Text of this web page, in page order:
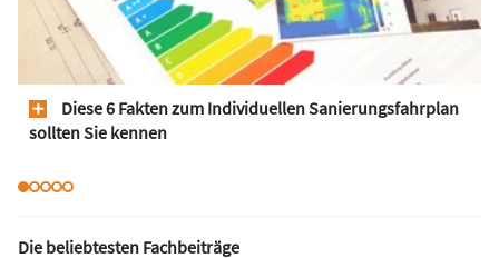
Diese 6 Fakten zum Individuellen Sanierungsfahrplan
sollten Sie kennen
Die beliebtesten Fachbeiträge